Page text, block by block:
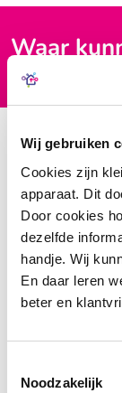
Wij gebruiken
Cookies zijn
apparaat. Dit
Door cookies
dezelfde
handje. Wij
En daar leren
beter en
Noodzakelijk
Waar
Hoe